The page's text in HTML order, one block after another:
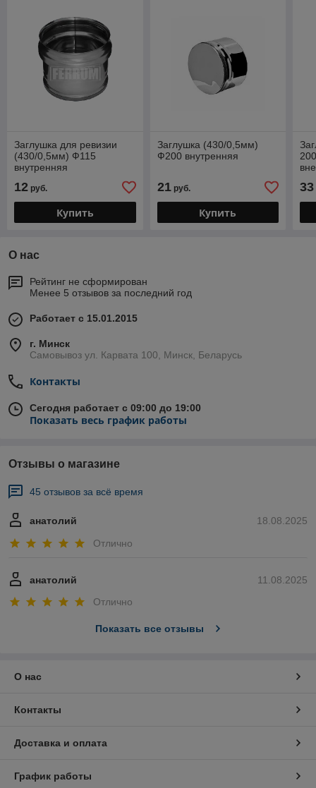
Заглушка для ревизии
(430/0,5мм) Ф115
внутренняя
12 руб.
Купить
Заглушка (430/0,5мм)
Ф200 внутренняя
21руб.
Купить
33
О нас
Рейтинг не сформирован
Менее 5 отзывов за последний год
Работает с 15.01.2015
г. Минск
Самовывоз ул. Карвата 100, Минск, Беларусь
Контакты
Сегодня работает с 09:00 до 19:00
Показать весь график работы
Отзывы о магазине
45 отзывов за всё время
18.08.2025
анатолий
Отлично
11.08.2025
анатолий
Отлично
Показать все отзывы
О нас
Контакты
Доставка и оплата
График работы